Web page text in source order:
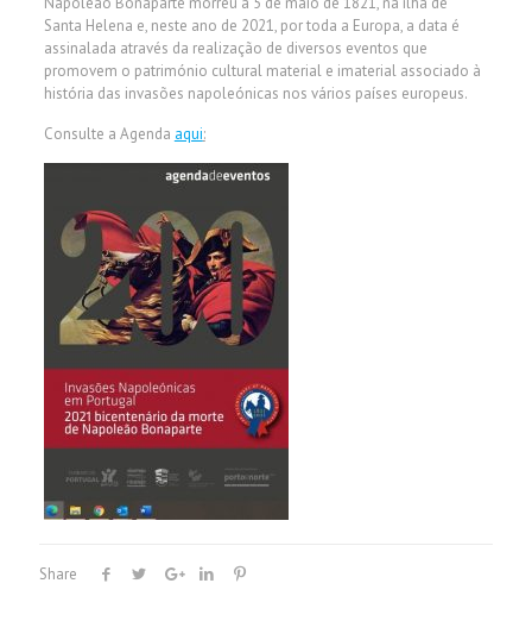
Santa Helena e, neste ano de 2021, por toda a Europa, a data é
assinalada através da realização de diversos eventos que
promovem o património cultural material e imaterial associado à
história das invasões napoleónicas nos vários países europeus.
Consulte a Agenda aqui:
Share